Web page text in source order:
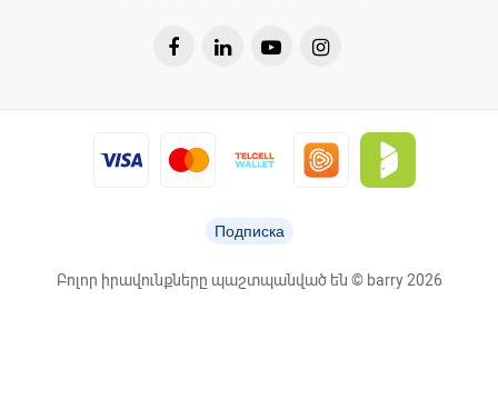
Подписка
Բոլոր իրավունքները պաշտպանված են © barry 2026